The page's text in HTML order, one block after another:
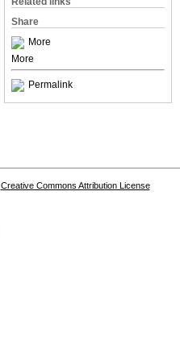
Share
More
More
Permalink
Creative Commons Attribution License